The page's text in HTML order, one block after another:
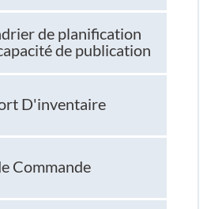
de planification
de publication
D'inventaire
Commande